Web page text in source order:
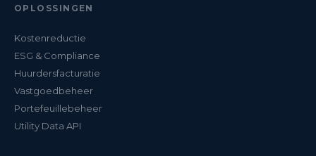
OPLOSSINGEN
Kostenreductie
ESG & Compliance
Huurdersfacturatie
Vastgoedbeheer
Portefeuillebeheer
Utility Data API